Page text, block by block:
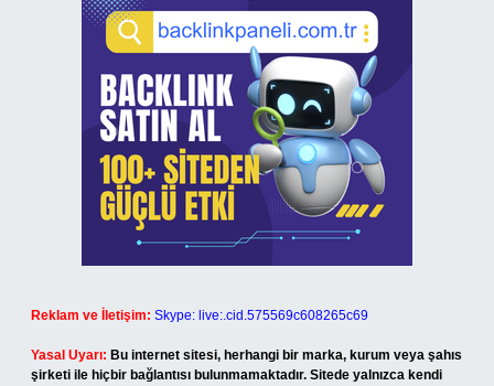
Reklam ve İletişim: Skype: live:.cid.575569c608265c69
Yasal Uyarı: Bu internet sitesi, herhangi bir marka, kurum veya şahıs
şirketi ile hiçbir bağlantısı bulunmamaktadır. Sitede yalnızca kendi